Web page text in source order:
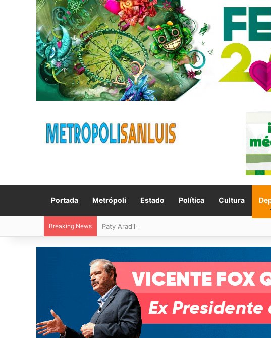
Portada Metrópoli Estado Política Cultura
Breaking News Paty Aradillas destaca impacto del nuevo desnivel